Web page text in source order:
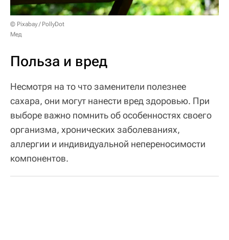
© Pixabay / PollyDot
Мед
Польза и вред
Несмотря на то что заменители полезнее
сахара, они могут нанести вред здоровью. При
выборе важно помнить об особенностях своего
организма, хронических заболеваниях,
аллергии и индивидуальной непереносимости
компонентов.